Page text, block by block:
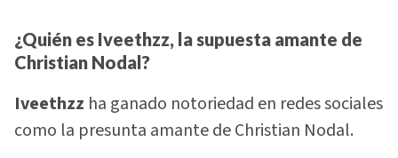
¿Quién es Iveethzz, la supuesta amante de
Christian Nodal?
Iveethzz ha ganado notoriedad en redes sociales
como la presunta amante de Christian Nodal.